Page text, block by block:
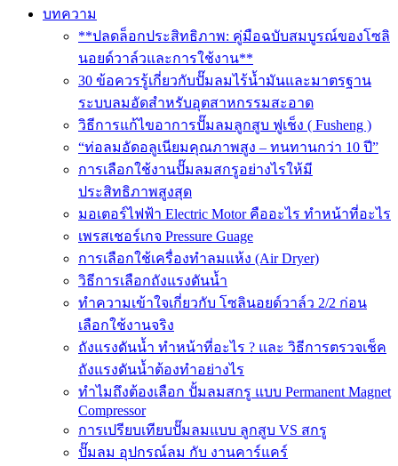
บทความ
**ปลดล็อกประสิทธิภาพ: คู่มือฉบับสมบูรณ์ของโซลิ
นอยด์วาล์วและการใช้งาน**
30 ข้อควรรู้เกี่ยวกับปั๊มลมไร้น้ำมันและมาตรฐาน
ระบบลมอัดสำหรับอุตสาหกรรมสะอาด
วิธีการแก้ไขอาการปั๊มลมลูกสูบ ฟูเช็ง ( Fusheng )
“ท่อลมอัดอลูเนียมคุณภาพสูง – ทนทานกว่า 10 ปี”
การเลือกใช้งานปั๊มลมสกรูอย่างไรให้มี
ประสิทธิภาพสูงสุด
มอเตอร์ไฟฟ้า Electric Motor คืออะไร ทำหน้าที่อะไร
เพรสเชอร์เกจ Pressure Guage
การเลือกใช้เครื่องทำลมแห้ง (Air Dryer)
วิธีการเลือกถังแรงดันน้ำ
ทำความเข้าใจเกี่ยวกับ โซลินอยด์วาล์ว 2/2 ก่อน
เลือกใช้งานจริง
ถังแรงดันน้ำ ทำหน้าที่อะไร ? และ วิธีการตรวจเช็ค
ถังแรงดันน้ำต้องทำอย่างไร
ทำไมถึงต้องเลือก ปั้มลมสกรู แบบ Permanent Magnet
Compressor
การเปรียบเทียบปั๊มลมแบบ ลูกสูบ VS สกรู
ปั๊มลม อุปกรณ์ลม กับ งานคาร์แคร์